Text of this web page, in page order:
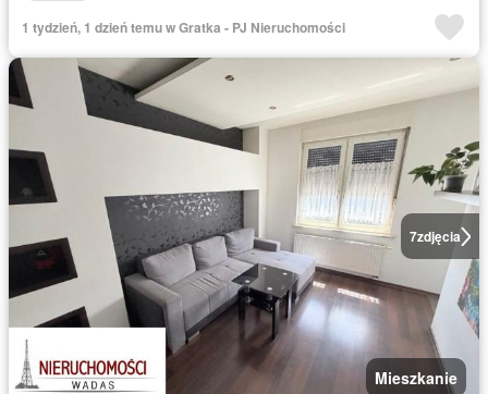
1 tydzień, 1 dzień temu w Gratka - PJ Nieruchomości
7zdjęcia
Mieszkanie